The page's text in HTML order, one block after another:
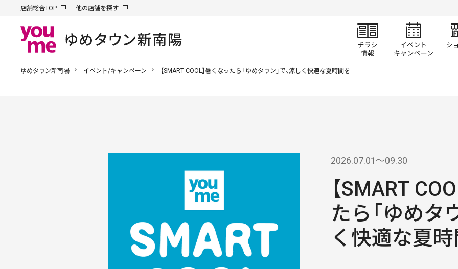
店舗総合TOP 他の店舗を探す
チラシ情報 イ
ゆめタウン新南陽 イベント/キャンペーン 【SMART COOL】暑くなったら「ゆめタウン」で、涼しく快適な夏時間を
2026.07.01〜09.30
【SMART
たら「ゆめタ
く快適な夏